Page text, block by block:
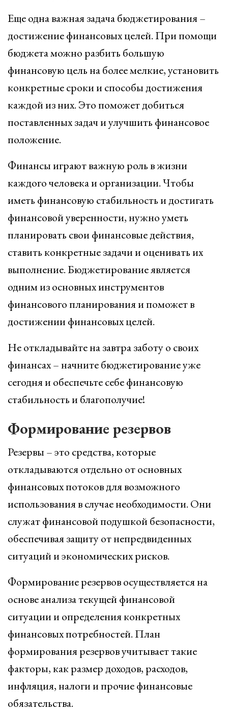
Еще одна важная задача бюджетирования –
достижение финансовых целей. При помощи
бюджета можно разбить большую
финансовую цель на более мелкие, установить
конкретные сроки и способы достижения
каждой из них. Это поможет добиться
поставленных задач и улучшить финансовое
положение.
Финансы играют важную роль в жизни
каждого человека и организации. Чтобы
иметь финансовую стабильность и достигать
финансовой уверенности, нужно уметь
планировать свои финансовые действия,
ставить конкретные задачи и оценивать их
выполнение. Бюджетирование является
одним из основных инструментов
финансового планирования и поможет в
достижении финансовых целей.
Не откладывайте на завтра заботу о своих
финансах – начните бюджетирование уже
сегодня и обеспечьте себе финансовую
стабильность и благополучие!
Формирование резервов
Резервы – это средства, которые
откладываются отдельно от основных
финансовых потоков для возможного
использования в случае необходимости. Они
служат финансовой подушкой безопасности,
обеспечивая защиту от непредвиденных
ситуаций и экономических рисков.
Формирование резервов осуществляется на
основе анализа текущей финансовой
ситуации и определения конкретных
финансовых потребностей. План
формирования резервов учитывает такие
факторы, как размер доходов, расходов,
инфляция, налоги и прочие финансовые
обязательства.